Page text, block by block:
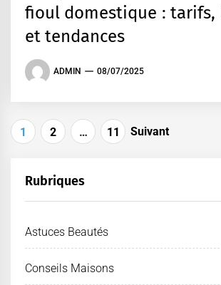
fioul domestique : tarifs,
et tendances
ADMIN 08/07/2025
Pagination
publications
1 2 … 11 Suivant
Rubriques
Astuces Beautés
Conseils Maisons